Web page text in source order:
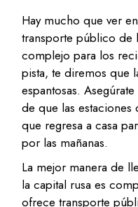
Hay mucho que ver
transporte público de
complejo para los
pista, te diremos que
espantosas.
de que las
que regresa a casa
por las mañanas.
La mejor manera de
la capital rusa es
ofrece transporte